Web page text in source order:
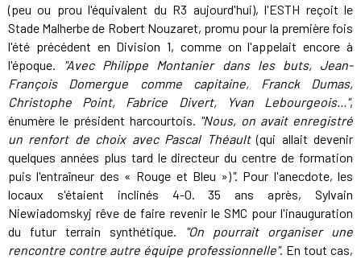
(peu ou prou l'équivalent du R3 aujourd'hui), l'ESTH reçoit le
Stade Malherbe de Robert Nouzaret, promu pour la première fois
l'été précédent en Division 1, comme on l'appelait encore à
l'époque. "Avec Philippe Montanier dans les buts, Jean-
François Domergue comme capitaine, Franck Dumas,
Christophe Point, Fabrice Divert, Yvan Lebourgeois...",
énumère le président harcourtois. "Nous, on avait enregistré
un renfort de choix avec Pascal Théault(qui allait devenir
quelques années plus tard le directeur du centre de formation
puis l'entraîneur des « Rouge et Bleu »)". Pour l'anecdote, les
locaux s'étaient inclinés 4-0. 35 ans après, Sylvain
Niewiadomskyj rêve de faire revenir le SMC pour l'inauguration
du futur terrain synthétique.
"On pourrait organiser une
rencontre contre autre équipe professionnelle". En tout cas,